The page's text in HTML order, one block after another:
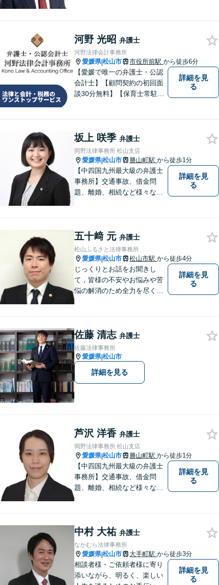
指します【オンライン相談
可】【松山市駅徒歩8分】
河野 光昭 弁護士
河野法律会計事務所
愛媛県|松山市 市役所前駅 から徒歩6分
【愛媛で唯一の弁護士・公認
会計士】【顧問契約の初回面
談30分無料】【保育士常駐】
せください。
詳細を見
る
坂上 咲季 弁護士
岡野法律事務所 松山支店
愛媛県|松山市 勝山町駅 から徒歩1分
【中四国九州最大級の弁護士
事務所】交通事故、借金問
題、離婚、相続など様々な問
い！
詳細を見
る
五十﨑 元 弁護士
松山ふるさと法律事務所
愛媛県|松山市 松山市駅 から徒歩4分
じっくりとお話をお聞きし
て，皆様の不安やお悩みや苦
悩の解消のため全力を尽くし
詳細を見
る
佐藤 清志 弁護士
佐藤法律事務所
愛媛県|松山市
詳細を見る
芦沢 洋香 弁護士
岡野法律事務所 松山支店
愛媛県|松山市 勝山町駅 から徒歩1分
【中四国九州最大級の弁護士
事務所】交通事故、借金問
題、離婚、相続など様々な問
い！
詳細を見
る
中村 大祐 弁護士
なかむら法律事務所
愛媛県|松山市 大手町駅 から徒歩3分
相談者様・ご依頼者様に寄り
添いながら、明るく、楽しい
詳細を見
る